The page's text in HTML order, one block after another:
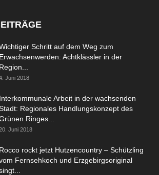
Schritt auf dem Weg zum
Erwachsenwerden: Achtklässler in der
Region...
Juni 2018
Interkommunale Arbeit in der wachsenden
Regionales Handlungskonzept des
Ringes...
Juni 2018
Rocco rockt jetzt Hutzencountry – Schützling
Fernsehkoch und Erzgebirgsoriginal